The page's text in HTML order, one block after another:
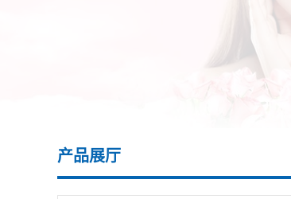
产品展厅